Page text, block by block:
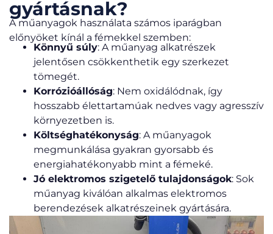
gyártásnak?
A műanyagok használata számos iparágban
előnyöket kínál a fémekkel szemben:
Könnyű súly: A műanyag alkatrészek
jelentősen csökkenthetik egy szerkezet
tömegét.
Korrózióállóság: Nem oxidálódnak, így
hosszabb élettartamúak nedves vagy agresszív
környezetben is.
Költséghatékonyság: A műanyagok
megmunkálása gyakran gyorsabb és
energiahatékonyabb mint a fémeké.
Jó elektromos szigetelő tulajdonságok: Sok
műanyag kiválóan alkalmas elektromos
berendezések alkatrészeinek gyártására.